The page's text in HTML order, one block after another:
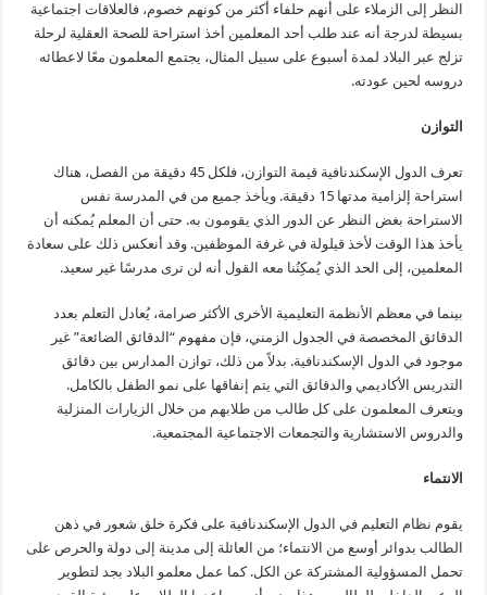
النظر إلى الزملاء على أنهم حلفاء أكثر من كونهم خصوم، فالعلاقات اجتماعية
بسيطة لدرجة أنه عند طلب أحد المعلمين أخذ استراحة للصحة العقلية لرحلة
تزلج عبر البلاد لمدة أسبوع على سبيل المثال، يجتمع المعلمون معًا لاعطائه
دروسه لحين عودته.
التوازن
تعرف الدول الإسكندنافية قيمة التوازن، فلكل 45 دقيقة من الفصل، هناك
استراحة إلزامية مدتها 15 دقيقة. ويأخذ جميع من في المدرسة نفس
الاستراحة بغض النظر عن الدور الذي يقومون به. حتى أن المعلم يُمكنه أن
يأخذ هذا الوقت لأخذ قيلولة في غرفة الموظفين. وقد أنعكس ذلك على سعادة
المعلمين، إلى الحد الذي يُمكِنُنا معه القول أنه لن ترى مدرسًا غير سعيد.
بينما في معظم الأنظمة التعليمية الأخرى الأكثر صرامة، يُعادل التعلم بعدد
الدقائق المخصصة في الجدول الزمني، فإن مفهوم “الدقائق الضائعة” غير
موجود في الدول الإسكندنافية. بدلاً من ذلك، توازن المدارس بين دقائق
التدريس الأكاديمي والدقائق التي يتم إنفاقها على نمو الطفل بالكامل.
ويتعرف المعلمون على كل طالب من طلابهم من خلال الزيارات المنزلية
والدروس الاستشارية والتجمعات الاجتماعية المجتمعية.
الانتماء
يقوم نظام التعليم في الدول الإسكندنافية على فكرة خلق شعور في ذهن
الطالب بدوائر أوسع من الانتماء؛ من العائلة إلى مدينة إلى دولة والحرص على
تحمل المسؤولية المشتركة عن الكل. كما عمل معلمو البلاد بجد لتطوير